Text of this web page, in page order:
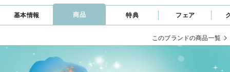
基本情報 商品 特典 フェア
このブランドの商品一覧